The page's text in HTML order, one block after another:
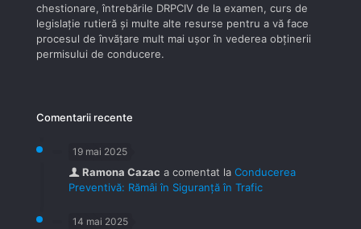
chestionare, întrebările DRPCIV de la examen, curs de
legislaţie rutieră şi multe alte resurse pentru a vă face
procesul de învăţare mult mai uşor în vederea obţinerii
permisului de conducere.
Comentarii recente
19 mai 2025
Ramona Cazac a comentat la Conducerea
Preventivă: Rămâi în Siguranță în Trafic
14 mai 2025